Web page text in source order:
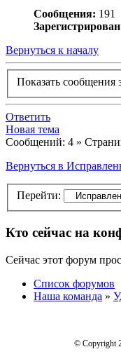
Сообщения: 191
Вернуться к началу
Показать сообщения
Ответить
Новая тема
Сообщений: 4 »
Вернуться в
Перейти:
Кто сейчас на
Сейчас этот форум
Список форумов
Наша команда »
© Copyright